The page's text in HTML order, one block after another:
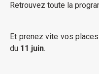
Retrouvez toute la
Et prenez vite vos
du 11 juin.